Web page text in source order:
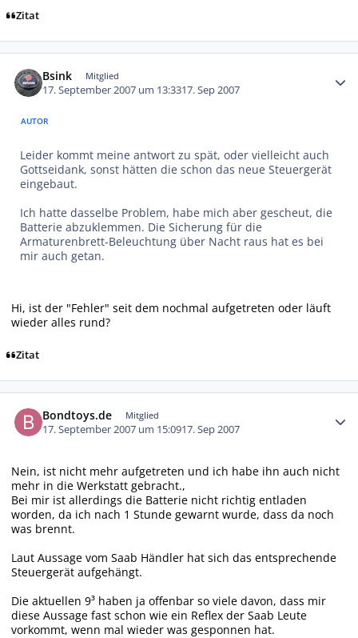
Zitat
Bsink Mitglied
17. September 2007 um 13:3317. Sep 2007
AUTOR
Leider kommt meine antwort zu spät, oder vielleicht auch
Gottseidank, sonst hätten die schon das neue Steuergerät
eingebaut.
Ich hatte dasselbe Problem, habe mich aber gescheut, die
Batterie abzuklemmen. Die Sicherung für die
Armaturenbrett-Beleuchtung über Nacht raus hat es bei
mir auch getan.
Hi, ist der "Fehler" seit dem nochmal aufgetreten oder läuft
wieder alles rund?
Zitat
Bondtoys.de Mitglied
17. September 2007 um 15:0917. Sep 2007
Nein, ist nicht mehr aufgetreten und ich habe ihn auch nicht
mehr in die Werkstatt gebracht.,
Bei mir ist allerdings die Batterie nicht richtig entladen
worden, da ich nach 1 Stunde gewarnt wurde, dass da noch
was brennt.
Laut Aussage vom Saab Händler hat sich das entsprechende
Steuergerät aufgehängt.
Die aktuellen 9³ haben ja offenbar so viele davon, dass mir
diese Aussage fast schon wie ein Reflex der Saab Leute
vorkommt, wenn mal wieder was gesponnen hat.